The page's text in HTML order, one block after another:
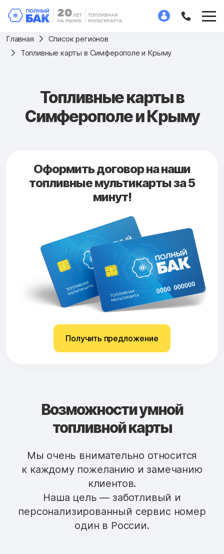
Главная
Список регионов
Топливные карты в Симферополе и Крыму
Топливные карты в
Симферополе и Крыму
Оформить договор на наши
топливные мультикарты за 5
минут!
Получить предложение
Возможности умной
топливной карты
Мы очень внимательно относится
к каждому пожеланию и замечанию
клиентов.
Наша цель — заботливый и
персонализированный сервис номер
один в России.